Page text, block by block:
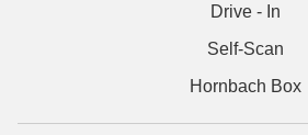
Drive - In
Self-Scan
Hornbach Box